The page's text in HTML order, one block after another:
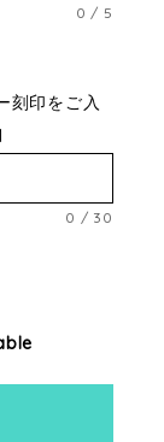
0 / 5
刻印をご入
0 / 30